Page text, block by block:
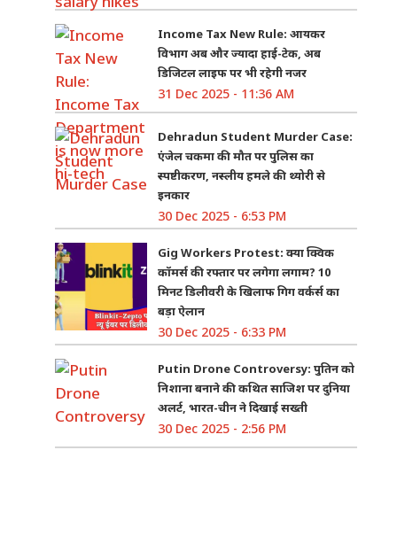
Income Tax New Rule: आयकर
विभाग अब और ज्यादा हाई-टेक, अब
डिजिटल लाइफ पर भी रहेगी नजर
31 Dec 2025 - 11:36 AM
Dehradun Student Murder Case:
एंजेल चकमा की मौत पर पुलिस का
स्पष्टीकरण, नस्लीय हमले की थ्योरी से
इनकार
30 Dec 2025 - 6:53 PM
Gig Workers Protest: क्या क्विक
कॉमर्स की रफ्तार पर लगेगा लगाम? 10
मिनट डिलीवरी के खिलाफ गिग वर्कर्स का
बड़ा ऐलान
30 Dec 2025 - 6:33 PM
Putin Drone Controversy: पुतिन को
निशाना बनाने की कथित साजिश पर दुनिया
अलर्ट, भारत-चीन ने दिखाई सख्ती
30 Dec 2025 - 2:56 PM